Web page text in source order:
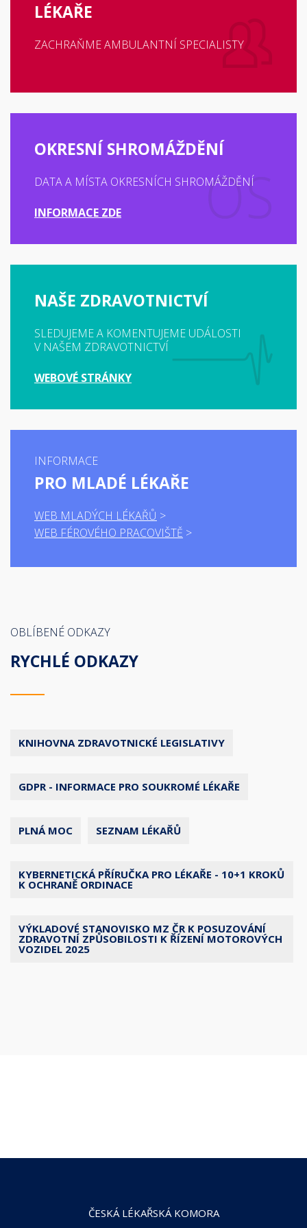
LÉKAŘE
ZACHRAŇME AMBULANTNÍ SPECIALISTY
OKRESNÍ SHROMÁŽDĚNÍ
DATA A MÍSTA OKRESNÍCH SHROMÁŽDĚNÍ
INFORMACE ZDE
NAŠE ZDRAVOTNICTVÍ
SLEDUJEME A KOMENTUJEME UDÁLOSTI
V NAŠEM ZDRAVOTNICTVÍ
WEBOVÉ STRÁNKY
INFORMACE
PRO MLADÉ LÉKAŘE
WEB MLADÝCH LÉKAŘŮ
WEB FÉROVÉHO PRACOVIŠTĚ
OBLÍBENÉ ODKAZY
RYCHLÉ ODKAZY
KNIHOVNA ZDRAVOTNICKÉ LEGISLATIVY
GDPR - INFORMACE PRO SOUKROMÉ LÉKAŘE
PLNÁ MOC SEZNAM LÉKAŘŮ
KYBERNETICKÁ PŘÍRUČKA PRO LÉKAŘE - 10+1 KROKŮ
K OCHRANĚ ORDINACE
VÝKLADOVÉ STANOVISKO MZ ČR K POSUZOVÁNÍ
ZDRAVOTNÍ ZPŮSOBILOSTI K ŘÍZENÍ MOTOROVÝCH
VOZIDEL 2025
ČESKÁ LÉKAŘSKÁ KOMORA